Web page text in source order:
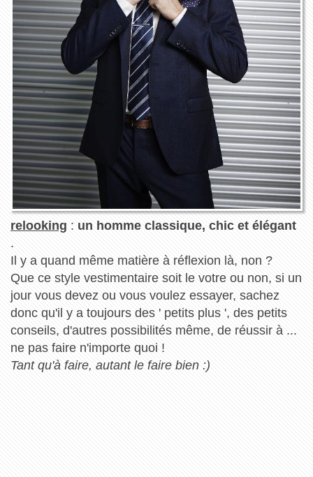
relooking : un homme classique, chic et élégant
.
Il y a quand même matière à réflexion là, non ?
Que ce style vestimentaire soit le votre ou non, si un
jour vous devez ou vous voulez essayer, sachez
donc qu'il y a toujours des ' petits plus ', des petits
conseils, d'autres possibilités même, de réussir à ...
ne pas faire n'importe quoi !
Tant qu'à faire, autant le faire bien :)